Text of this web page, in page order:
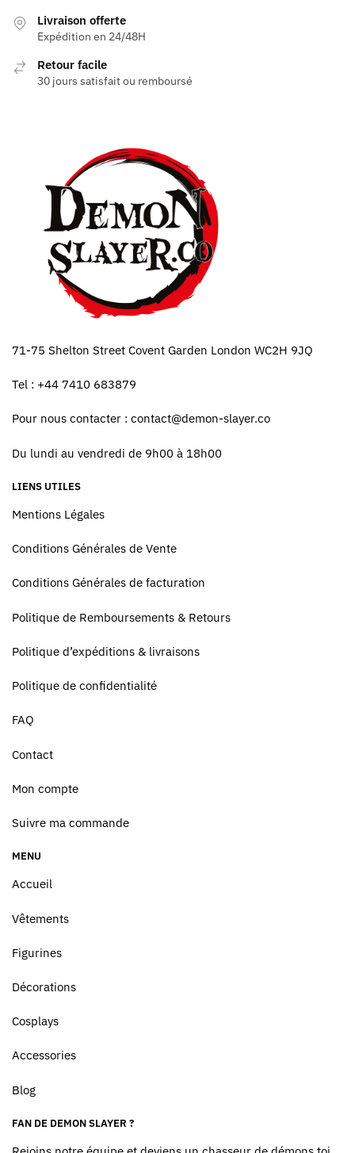
Livraison offerte
Expédition en 24/48H
Retour facile
30 jours satisfait ou remboursé
71-75 Shelton Street Covent Garden London WC2H 9JQ
Tel : +44 7410 683879
Pour nous contacter : contact@demon-slayer.co
Du lundi au vendredi de 9h00 à 18h00
LIENS UTILES
Mentions Légales
Conditions Générales de Vente
Conditions Générales de facturation
Politique de Remboursements & Retours
Politique d’expéditions & livraisons
Politique de confidentialité
FAQ
Contact
Mon compte
Suivre ma commande
MENU
Accueil
Vêtements
Figurines
Décorations
Cosplays
Accessories
Blog
FAN DE DEMON SLAYER ?